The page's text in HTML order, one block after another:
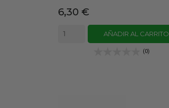
Precio
6,30 €
AÑADIR AL CARRITO
(0)